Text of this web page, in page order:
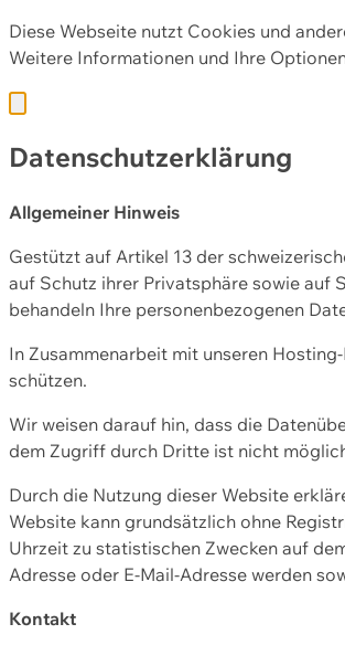
Diese Webseite nutzt Cookies und
Weitere Informationen und Ihre
Datenschutzerklärung
Allgemeiner Hinweis
Gestützt auf Artikel 13 der
auf Schutz ihrer Privatsphäre sowie auf
behandeln Ihre personenbezogenen
In Zusammenarbeit mit unseren
schützen.
Wir weisen darauf hin, dass die
dem Zugriff durch Dritte ist nicht
Durch die Nutzung dieser Website
Website kann grundsätzlich ohne
Uhrzeit zu statistischen Zwecken auf
Adresse oder E-Mail-Adresse werden
Kontakt